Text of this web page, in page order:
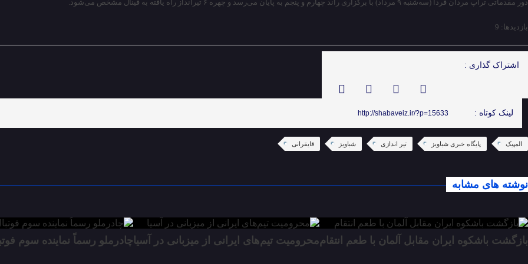
دور مقدماتی تراپ مردان فردا (سه‌شنبه ۹ مرداد) با برگزاری راند چهارم و پنجم به پایان می‌رسد و چهره ۶ تیرانداز راه یافته به فینال مشخص می‌شود.
بازدیدها: 9
اشتراک گذاری :
لینک کوتاه : http://shabaveiz.ir/?p=15633
المپیک پایگاه خبری شباویز تیر اندازی شباویز قایقرانی
نوشته های مشابه
بازگشت باشکوه ایران مقابل آلمان با طعم انتقاممحرومیت تیم‌های ایرانی از میزبانی در آسیاچادرملو رسماً نماینده سوم